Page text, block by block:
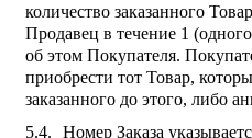
количество заказанного
Продавец в течение 1
об этом Покупателя.
приобрести тот Товар,
заказанного до этого, либо
Номер Заказа